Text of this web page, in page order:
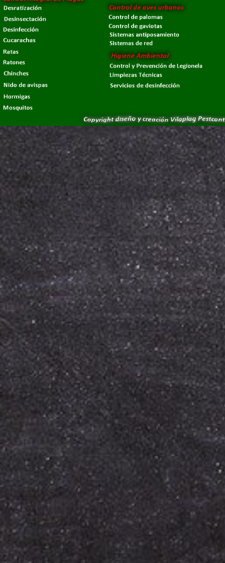
Certificación de Control de Plagas en su
Registros y fichas técnicas de los productos
Documentación acreditativa de VILAPLAG.